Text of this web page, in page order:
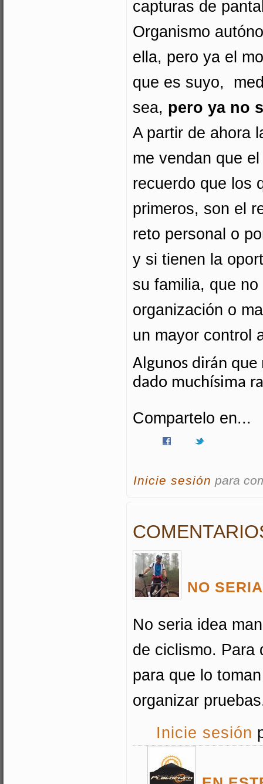
capturas de
Organismo
ella, pero ya el
que es suyo,
sea, pero ya no
A partir de ahora
me vendan que
recuerdo que los
primeros, son el
reto personal o
y si tienen la
su familia, que
organización o
un mayor control
Algunos dirán que
dado muchísima
Compartelo en...
Inicie sesión para
NO
No seria idea
de ciclismo. Para
para que lo
organizar
Inicie sesión